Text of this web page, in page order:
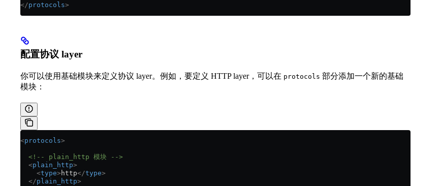
</protocols>
配置协议 layer
你可以使用基础模块来定义协议 layer。例如，要定义 HTTP layer，可以在 protocols 部分添加一个新的基础
模块：
<protocols>
  <!-- plain_http 模块 -->
  <
plain_http>
    <
type> http</type>
  </
plain_http>